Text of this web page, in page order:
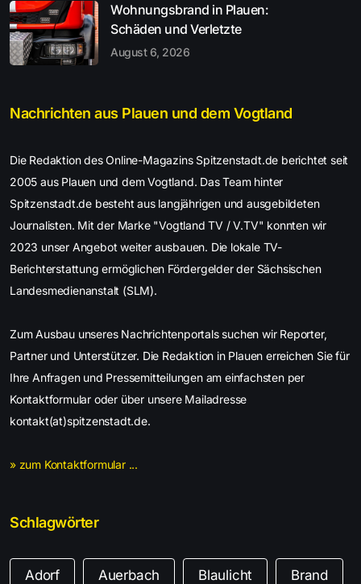
Wohnungsbrand in Plauen:
Schäden und Verletzte
August 6, 2026
Nachrichten aus Plauen und dem Vogtland
Die Redaktion des Online-Magazins Spitzenstadt.de berichtet seit
2005 aus Plauen und dem Vogtland. Das Team hinter
Spitzenstadt.de besteht aus langjährigen und ausgebildeten
Journalisten. Mit der Marke "Vogtland TV / V.TV" konnten wir
2023 unser Angebot weiter ausbauen. Die lokale TV-
Berichterstattung ermöglichen Fördergelder der Sächsischen
Landesmedienanstalt (SLM).
Zum Ausbau unseres Nachrichtenportals suchen wir Reporter,
Partner und Unterstützer. Die Redaktion in Plauen erreichen Sie für
Ihre Anfragen und Pressemitteilungen am einfachsten per
Kontaktformular oder über unsere Mailadresse
kontakt(at)spitzenstadt.de.
» zum Kontaktformular ...
Schlagwörter
Adorf Auerbach Blaulicht Brand